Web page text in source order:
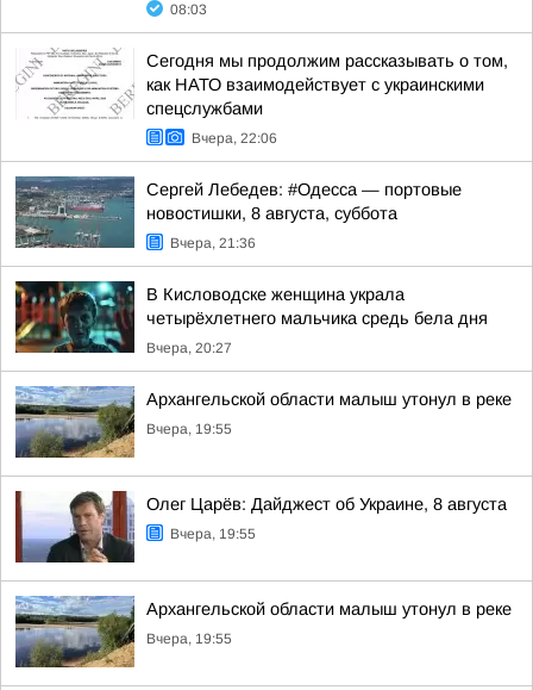
08:03
Сегодня мы продолжим рассказывать о том,
как НАТО взаимодействует с украинскими
спецслужбами
Вчера, 22:06
Сергей Лебедев: #Одесса — портовые
новостишки, 8 августа, суббота
Вчера, 21:36
В Кисловодске женщина украла
четырёхлетнего мальчика средь бела дня
Вчера, 20:27
Архангельской области малыш утонул в реке
Вчера, 19:55
Олег Царёв: Дайджест об Украине, 8 августа
Вчера, 19:55
Архангельской области малыш утонул в реке
Вчера, 19:55